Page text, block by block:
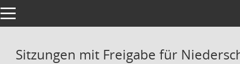
Toggle navigation
Sitzungen mit Freigabe für